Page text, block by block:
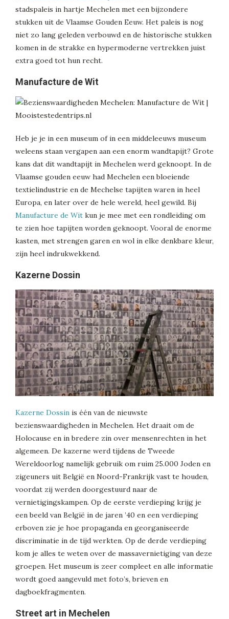
stadspaleis in hartje Mechelen met een bijzondere
stukken uit de Vlaamse Gouden Eeuw. Het paleis is nog
niet zo lang geleden verbouwd en de historische stukken
komen in de strakke en hypermoderne vertrekken juist
extra goed tot hun recht.
Manufacture de Wit
Heb je je in een museum of in een middeleeuws museum
weleens staan vergapen aan een enorm wandtapijt? Grote
kans dat dit wandtapijt in Mechelen werd geknoopt. In de
Vlaamse gouden eeuw had Mechelen een bloeiende
textielindustrie en de Mechelse tapijten waren in heel
Europa, en later over de hele wereld, heel gewild. Bij
Manufacture de Wit kun je mee met een rondleiding om
te zien hoe tapijten worden geknoopt. Vooral de enorme
kasten, met strengen garen en wol in elke denkbare kleur,
zijn heel indrukwekkend.
Kazerne Dossin
Kazerne Dossin is één van de nieuwste
bezienswaardigheden in Mechelen. Het draait om de
Holocause en in bredere zin over mensenrechten in het
algemeen. De kazerne werd tijdens de Tweede
Wereldoorlog namelijk gebruik om ruim 25.000 Joden en
zigeuners uit België en Noord-Frankrijk vast te houden,
voordat zij werden doorgestuurd naar de
vernietigingskampen. Op de eerste verdieping krijg je
een beeld van België in de jaren ’40 en een verdieping
erboven zie je hoe propaganda en georganiseerde
discriminatie in de tijd werkten. Op de derde verdieping
kom je alles te weten over de massavernietiging van deze
groepen. Het museum is zeer compleet en alle informatie
wordt goed aangevuld met foto’s, brieven en
dagboekfragmenten.
Street art in Mechelen